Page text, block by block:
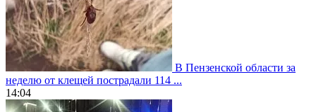
В Пензенской области за
неделю от клещей пострадали 114 ...
14:04